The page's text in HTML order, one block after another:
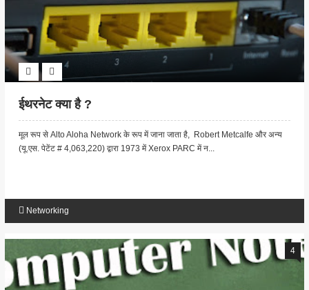
ईथरनेट क्या है ?
मूल रूप से Alto Aloha Network के रूप में जाना जाता है, Robert Metcalfe और अन्य
(यू.एस. पेटेंट # 4,063,220) द्वारा 1973 में Xerox PARC में न...
Networking
4